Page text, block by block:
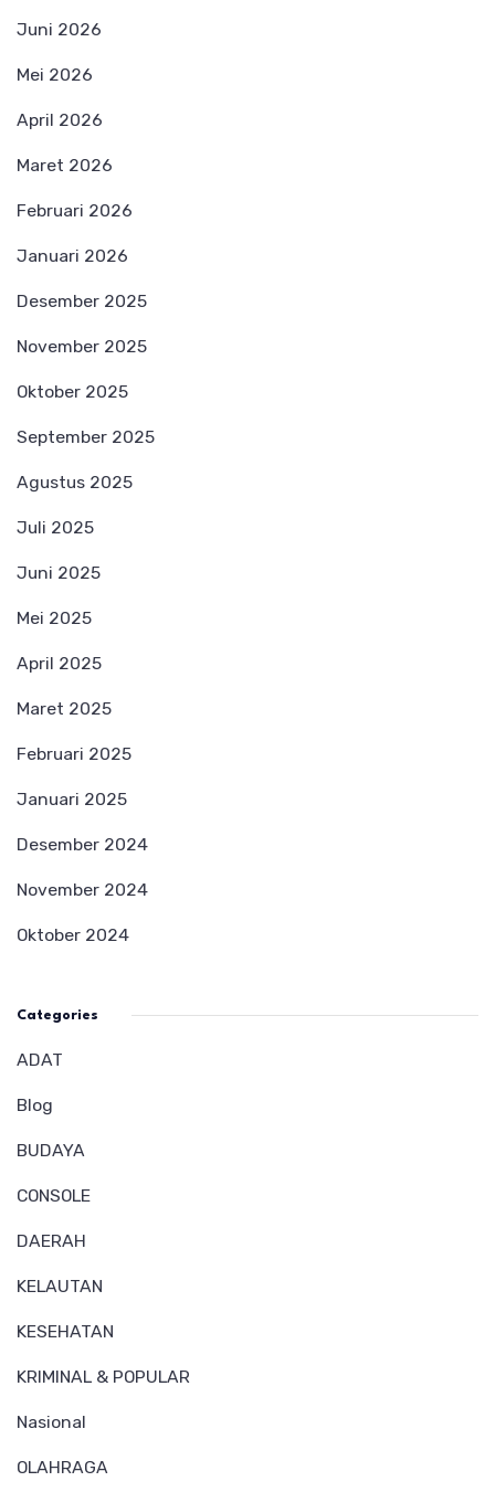
Juni 2026
Mei 2026
April 2026
Maret 2026
Februari 2026
Januari 2026
Desember 2025
November 2025
Oktober 2025
September 2025
Agustus 2025
Juli 2025
Juni 2025
Mei 2025
April 2025
Maret 2025
Februari 2025
Januari 2025
Desember 2024
November 2024
Oktober 2024
Categories
ADAT
Blog
BUDAYA
CONSOLE
DAERAH
KELAUTAN
KESEHATAN
KRIMINAL & POPULAR
Nasional
OLAHRAGA